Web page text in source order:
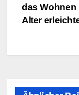
das Wohnen
Alter